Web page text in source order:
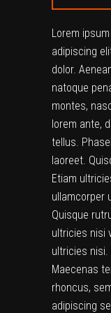
Lorem
adipiscing
dolor.
natoque
montes,
lorem ante,
tellus.
laoreet.
Etiam
ullamcorper
Quisque
ultricies nisi
ultricies nisi.
Maecenas
rhoncus,
adipiscing